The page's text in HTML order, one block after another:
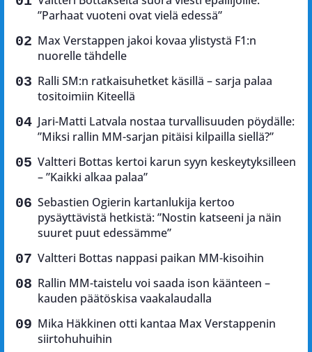
”Parhaat vuoteni ovat vielä edessä”
Max Verstappen jakoi kovaa ylistystä F1:n
nuorelle tähdelle
Ralli SM:n ratkaisuhetket käsillä – sarja palaa
tositoimiin Kiteellä
Jari-Matti Latvala nostaa turvallisuuden pöydälle:
”Miksi rallin MM-sarjan pitäisi kilpailla siellä?”
Valtteri Bottas kertoi karun syyn keskeytyksilleen
– ”Kaikki alkaa palaa”
Sebastien Ogierin kartanlukija kertoo
pysäyttävistä hetkistä: ”Nostin katseeni ja näin
suuret puut edessämme”
Valtteri Bottas nappasi paikan MM-kisoihin
Rallin MM-taistelu voi saada ison käänteen –
kauden päätöskisa vaakalaudalla
Mika Häkkinen otti kantaa Max Verstappenin
siirtohuhuihin